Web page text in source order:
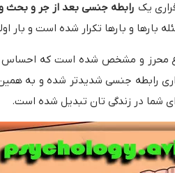
یک رابطه جنسی بعد از جر و بحث
بارها و بارها تکرار شده است و
محرز و مشخص شده است که احساس
رابطه جنسی شدیدتر شده و به
شما در زندگی تان تبدیل شده است.